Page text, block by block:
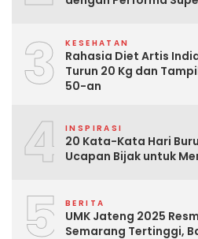
3 KESEHATAN
Rahasia Diet Artis
Turun 20 Kg dan
50-an
4 INSPIRASI
20 Kata-Kata Hari
Ucapan Bijak untuk
5 BERITA
UMK Jateng 2025
Semarang Tertinggi,